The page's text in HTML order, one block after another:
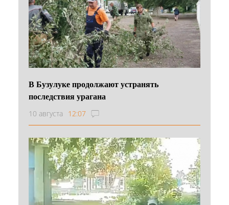
В Бузулуке продолжают устранять
последствия урагана
10 августа 12:07